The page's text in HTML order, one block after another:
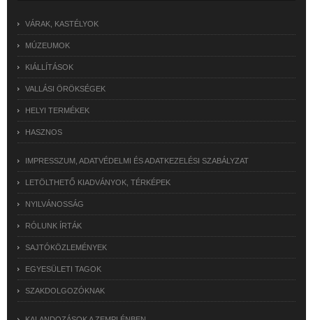
VÁRAK, KASTÉLYOK
MÚZEUMOK
KIÁLLÍTÁSOK
VALLÁSI ÖRÖKSÉGEK
HELYI TERMÉKEK
HASZNOS
IMPRESSZUM, ADATVÉDELMI ÉS ADATKEZELÉSI SZABÁLYZAT
LETÖLTHETŐ KIADVÁNYOK, TÉRKÉPEK
NYILVÁNOSSÁG
RÓLUNK ÍRTÁK
SAJTÓKÖZLEMÉNYEK
EGYESÜLETI TAGOK
SZAKDOLGOZÓKNAK